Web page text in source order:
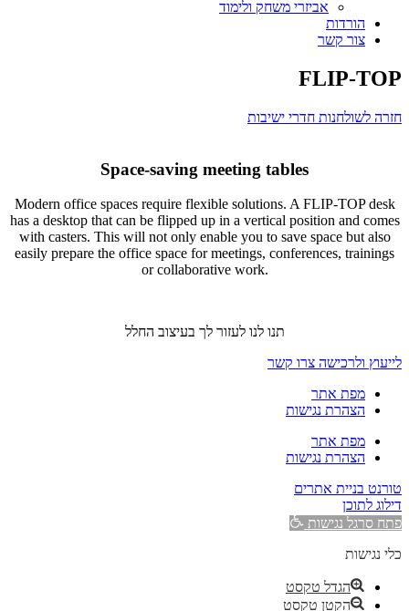
אביזרי משחק ולימוד
הורדות
צור קשר
FLIP-TOP
חזרה לשולחנות חדרי ישיבות
Space-saving meeting tables
Modern office spaces require flexible solutions. A FLIP-TOP desk
has a desktop that can be flipped up in a vertical position and comes
with casters. This will not only enable you to save space but also
easily prepare the office space for meetings, conferences, trainings
or collaborative work.
תנו לנו לעזור לך בעיצוב החלל
לייעוץ ולרכישה צרו קשר
מפת אתר
הצהרת נגישות
מפת אתר
הצהרת נגישות
טורנט בניית אתרים
דילוג לתוכן
פתח סרגל נגישות
כלי נגישות
הגדל טקסט
הקטן טקסט